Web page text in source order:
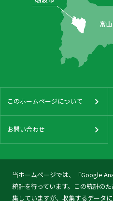
当ホームページでは、「Google
統計を行っています。この統計の
集していますが、収集するデータ
このホームページについて
お問い合わせ